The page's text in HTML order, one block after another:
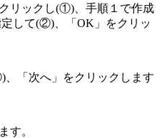
リックし(①)、手順１で作成
して(②)、「OK」をクリッ
「次へ」をクリックします
す。